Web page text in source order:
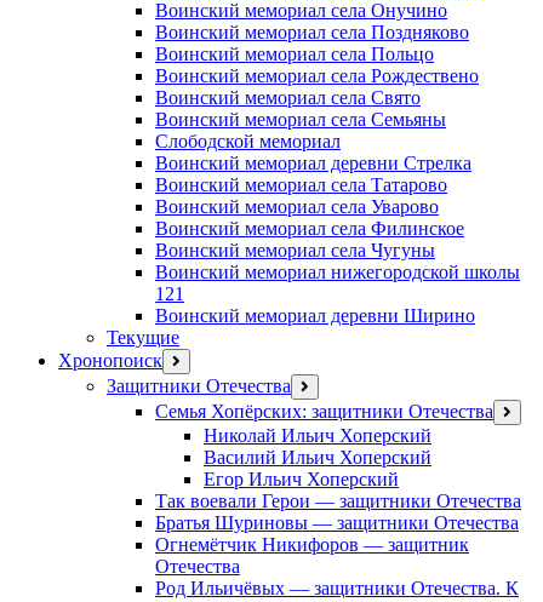
Воинский мемориал села Онучино
Воинский мемориал села Поздняково
Воинский мемориал села Польцо
Воинский мемориал села Рождествено
Воинский мемориал села Свято
Воинский мемориал села Семьяны
Слободской мемориал
Воинский мемориал деревни Стрелка
Воинский мемориал села Татарово
Воинский мемориал села Уварово
Воинский мемориал села Филинское
Воинский мемориал села Чугуны
Воинский мемориал нижегородской школы
121
Воинский мемориал деревни Ширино
Текущие
Хронопоиск открыть
меню
Защитники Отечества открыть
меню
Семья Хопёрских: защитники Отечества
меню
Николай Ильич Хоперский
Василий Ильич Хоперский
Егор Ильич Хоперский
Так воевали Герои — защитники Отечества
Братья Шуриновы — защитники Отечества
Огнемётчик Никифоров — защитник
Отечества
Род Ильичёвых — защитники Отечества. К